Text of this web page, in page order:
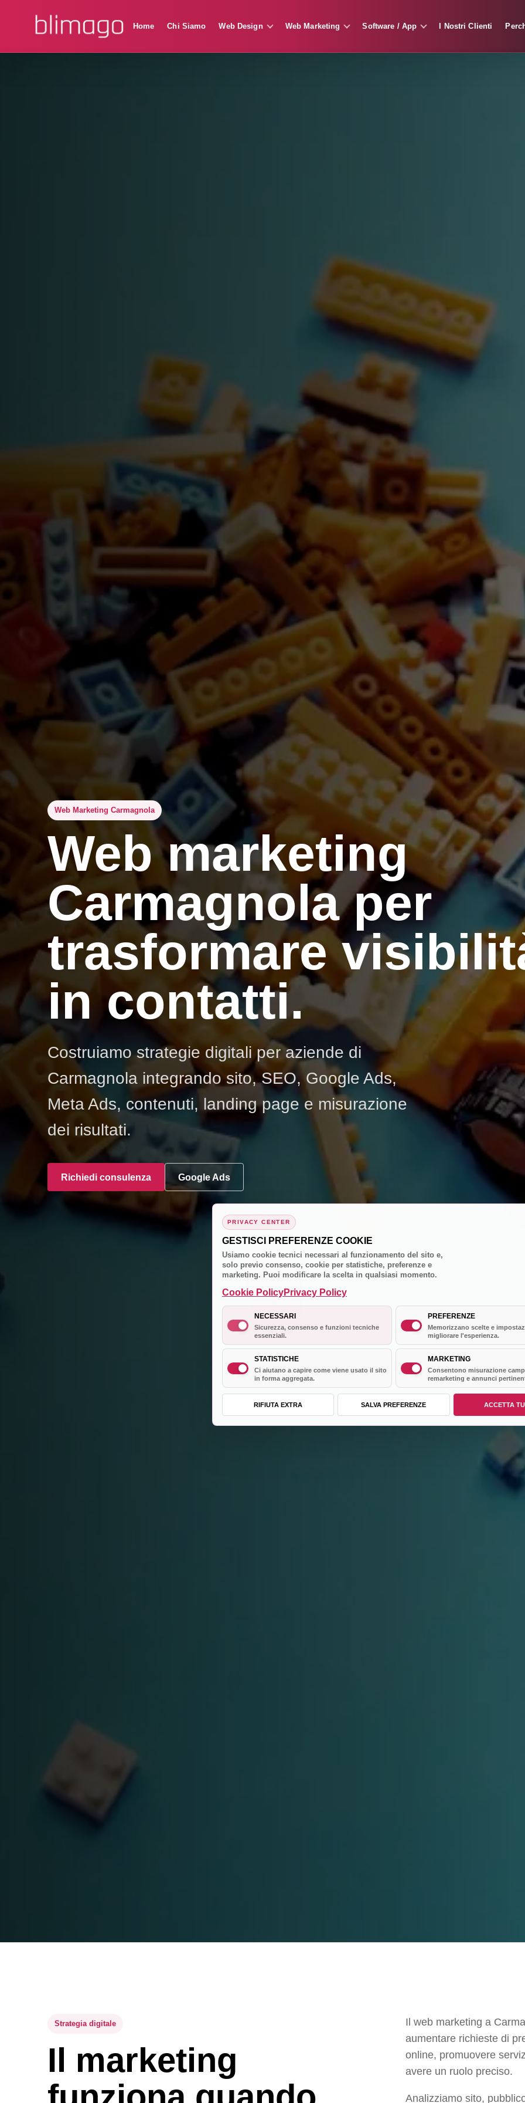
Home Chi Siamo Web Design Web Marketing Software / App I Nostri Clienti
Web Marketing Carmagnola
Web marketing
Carmagnola per
trasformare
in contatti.
Costruiamo strategie digitali per aziende di
Carmagnola integrando sito, SEO, Google Ads,
Meta Ads, contenuti, landing page e misurazione
dei risultati.
Richiedi consulenza Google Ads
Strategia digitale
Il marketing
Il web marketing a
aumentare richieste di
online, promuovere
avere un ruolo preciso.
Analizziamo sito,
PRIVACY CENTER
GESTISCI PREFERENZE COOKIE
Usiamo cookie tecnici necessari al funzionamento del sito e,
solo previo consenso, cookie per statistiche, preferenze e
marketing. Puoi modificare la scelta in qualsiasi momento.
Cookie PolicyPrivacy Policy
NECESSARI
Sicurezza, consenso e funzioni tecniche
essenziali.
PREFERENZE
Memorizzano scelte e
migliorare l'esperienza.
STATISTICHE
Ci aiutano a capire come viene usato il sito
in forma aggregata.
MARKETING
Consentono misurazione
remarketing e annunci
RIFIUTA EXTRA SALVA PREFERENZE ACCETTA